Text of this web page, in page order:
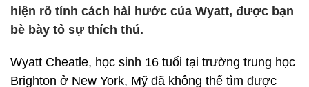
hiện rõ tính cách hài hước của Wyatt, được bạn
bè bày tỏ sự thích thú.
Wyatt Cheatle, học sinh 16 tuổi tại trường trung học
Brighton ở New York, Mỹ đã không thể tìm được